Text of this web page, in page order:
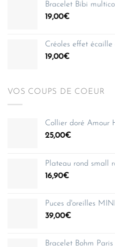
Bracelet Bibi
19,00€
Créoles effet
19,00€
VOS COUPS DE COEUR
Collier doré Amour
25,00€
Plateau rond small
16,90€
Puces d'oreilles
39,00€
Bracelet Bohm